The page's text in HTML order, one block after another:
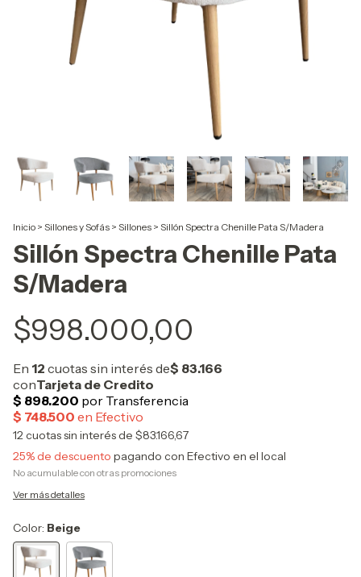
Inicio > Sillones y Sofás > Sillones > Sillón Spectra Chenille Pata S/Madera
Sillón Spectra Chenille Pata
S/Madera
$998.000,00
12cuotas sin interés de $83.166,67
25% de descuento pagando con Efectivo en el local
No acumulable con otras promociones
Ver más detalles
Color: Beige